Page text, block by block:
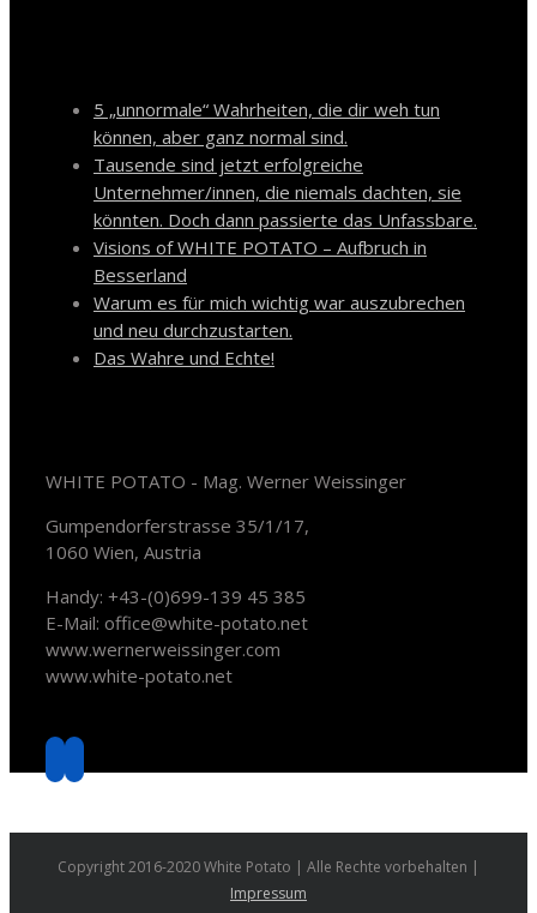
5 „unnormale“ Wahrheiten, die dir weh tun
können, aber ganz normal sind.
Tausende sind jetzt erfolgreiche
Unternehmer/innen, die niemals dachten, sie
könnten. Doch dann passierte das Unfassbare.
Visions of WHITE POTATO – Aufbruch in
Besserland
Warum es für mich wichtig war auszubrechen
und neu durchzustarten.
Das Wahre und Echte!
WHITE POTATO - Mag. Werner Weissinger
Gumpendorferstrasse 35/1/17,
1060 Wien, Austria
Handy: +43-(0)699-139 45 385
E-Mail: office@white-potato.net
www.wernerweissinger.com
www.white-potato.net
Copyright 2016-2020 White Potato | Alle Rechte vorbehalten |
Impressum